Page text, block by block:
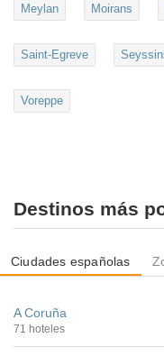
Meylan Moirans
Saint-Egreve
Voreppe
Destinos más
Ciudades españolas
A Coruña
71 hoteles